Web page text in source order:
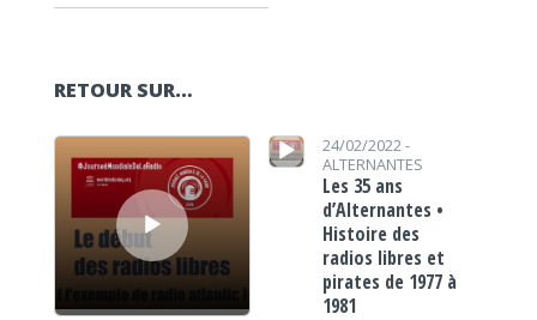
RETOUR SUR…
Lecteur audio
Lecteur audio
24/02/2022 -
ALTERNANTES
Les 35 ans
d’Alternantes •
Histoire des
radios libres et
pirates de 1977 à
1981